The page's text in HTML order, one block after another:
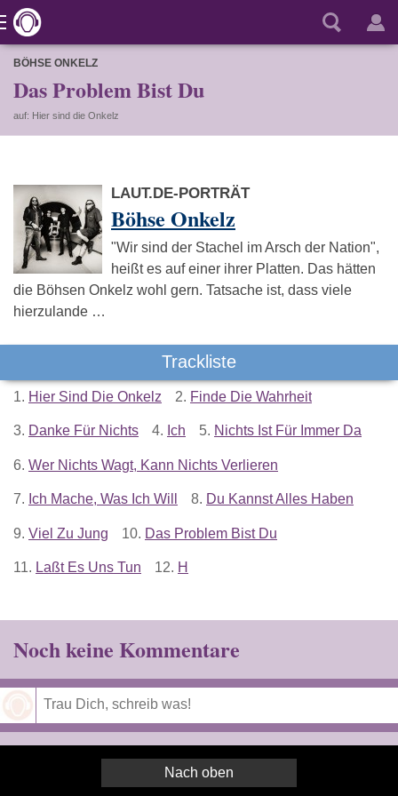
BÖHSE ONKELZ
Das Problem Bist Du
auf: Hier sind die Onkelz
LAUT.DE-PORTRÄT
Böhse Onkelz
"Wir sind der Stachel im Arsch der Nation",
heißt es auf einer ihrer Platten. Das hätten
die Böhsen Onkelz wohl gern. Tatsache ist, dass viele
hierzulande …
Trackliste
1. Hier Sind Die Onkelz 2. Finde Die Wahrheit
3. Danke Für Nichts 4. Ich 5. Nichts Ist Für Immer Da
6. Wer Nichts Wagt, Kann Nichts Verlieren
7. Ich Mache, Was Ich Will 8. Du Kannst Alles Haben
9. Viel Zu Jung 10. Das Problem Bist Du
11. Laßt Es Uns Tun 12. H
Noch keine Kommentare
Nach oben